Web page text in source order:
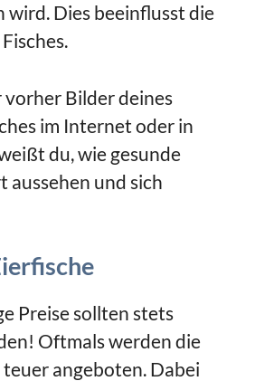
wird. Dies beeinflusst die
vorher Bilder deines
im Internet oder in
du, wie gesunde
aussehen und sich
Preise sollten stets
Oftmals werden die
angeboten. Dabei